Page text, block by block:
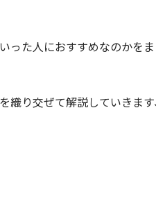
った人におすすめなのかを
織り交ぜて解説していきま